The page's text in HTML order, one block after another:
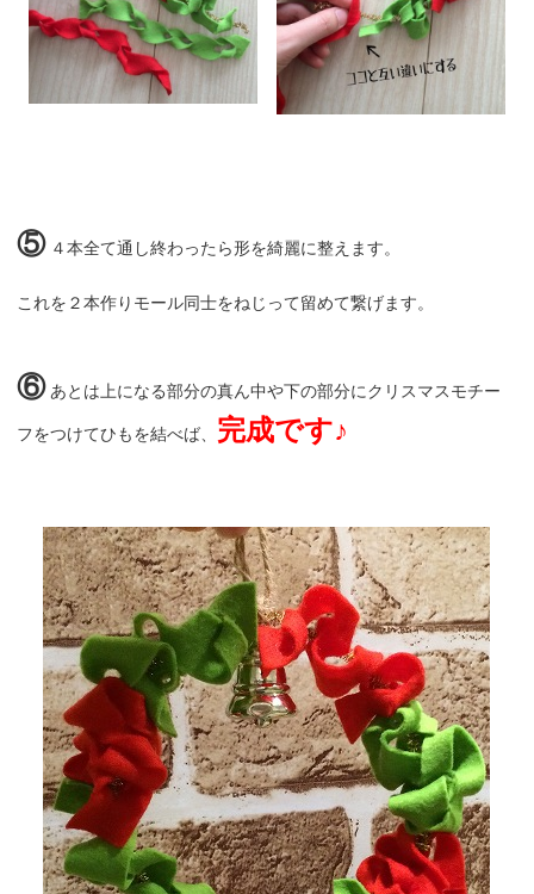
⑤４本全て通し終わったら形を綺麗に整えます。
これを２本作りモール同士をねじって留めて繋げます。
⑥あとは上になる部分の真ん中や下の部分にクリスマスモチー
フをつけてひもを結べば、 完成です♪